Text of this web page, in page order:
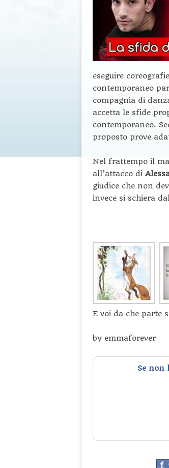
eseguire
contemporaneo
compagnia di
accetta le sfide
contemporaneo.
proposto prove
Nel frattempo il
all’attacco di
giudice che non
invece si schiera
E voi da che parte
by emmaforever
Se non